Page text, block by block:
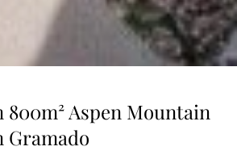
Aspen Mountain
Gramado